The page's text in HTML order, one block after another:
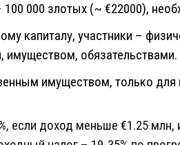
000 злотых (~ €22000),
капиталу, участники –
имуществом, обязательствами.
имуществом, только
если доход меньше €1.25